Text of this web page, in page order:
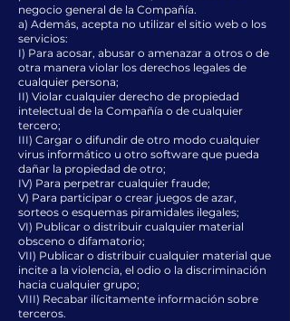
negocio general de la Compañía.
a) Además, acepta no utilizar el sitio web o los
servicios:
I) Para acosar, abusar o amenazar a otros o de
otra manera violar los derechos legales de
cualquier persona;
II) Violar cualquier derecho de propiedad
intelectual de la Compañía o de cualquier
tercero;
III) Cargar o difundir de otro modo cualquier
virus informático u otro software que pueda
dañar la propiedad de otro;
IV) Para perpetrar cualquier fraude;
V) Para participar o crear juegos de azar,
sorteos o esquemas piramidales ilegales;
VI) Publicar o distribuir cualquier material
obsceno o difamatorio;
VII) Publicar o distribuir cualquier material que
incite a la violencia, el odio o la discriminación
hacia cualquier grupo;
VIII) Recabar ilícitamente información sobre
terceros.